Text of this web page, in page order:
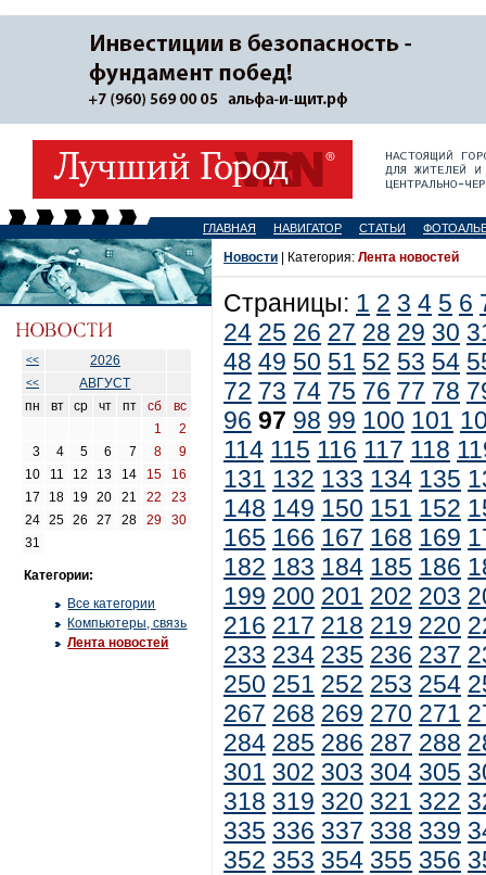
ГЛАВНАЯ НАВИГАТОР СТАТЬИ
<< 2026
<<
АВГУСТ
пн
вт ср чт пт сб
вс
1
2
3
4 5 6 7 8
9
10
11 12 13 14 15
16
17
18 19 20 21 22
23
24
25 26 27 28 29
30
31
Категории:
Все категории
Компьютеры, связь
Лента новостей
Новости | Категория: Лента новостей
Страницы: 1 2 3 4 5 6
24 25 26 27 28 29 30
48 49 50 51 52 53 54
72 73 74 75 76 77 78
96 97 98 99 100 101
114 115 116 117 118
131 132 133 134 135
148 149 150 151 152
165 166 167 168 169
182 183 184 185 186
199 200 201 202 203
216 217 218 219 220
233 234 235 236 237
250 251 252 253 254
267 268 269 270 271
284 285 286 287 288
301 302 303 304 305
318 319 320 321 322
335 336 337 338 339
352 353 354 355 356